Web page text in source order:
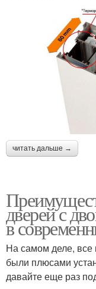
читать дальше →
дверей с
в
На самом деле,
были плюсами
давайте еще раз